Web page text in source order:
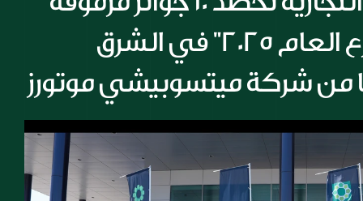
من شركة ميتسوبيشي موتورز